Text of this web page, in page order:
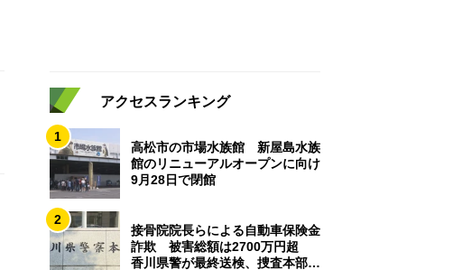
アクセスランキング
1
高松市の市場水族館 新屋島水族
館のリニューアルオープンに向け
9月28日で閉館
2
接骨院院長らによる自動車保険金
詐欺 被害総額は2700万円超
香川県警が最終送検、捜査本部解